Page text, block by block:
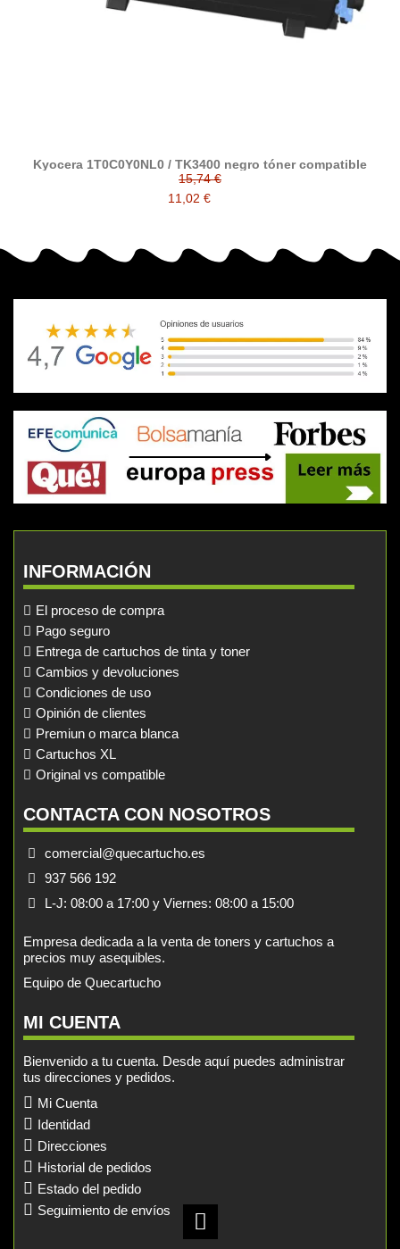
Kyocera 1T0C0Y0NL0 / TK3400 negro tóner compatible
15,74 €
11,02 €
INFORMACIÓN
El proceso de compra
Pago seguro
Entrega de cartuchos de tinta y toner
Cambios y devoluciones
Condiciones de uso
Opinión de clientes
Premiun o marca blanca
Cartuchos XL
Original vs compatible
CONTACTA CON NOSOTROS
comercial@quecartucho.es
937 566 192
L-J: 08:00 a 17:00 y Viernes: 08:00 a 15:00
Empresa dedicada a la venta de toners y cartuchos a
precios muy asequibles.
Equipo de Quecartucho
MI CUENTA
Bienvenido a tu cuenta. Desde aquí puedes administrar
tus direcciones y pedidos.
Mi Cuenta
Identidad
Direcciones
Historial de pedidos
Estado del pedido
Seguimiento de envíos